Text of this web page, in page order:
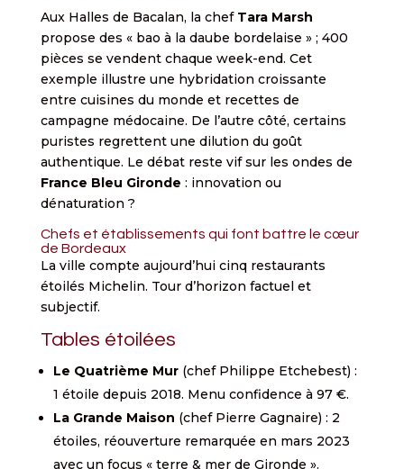
Aux Halles de Bacalan, la chef Tara Marsh
propose des « bao à la daube bordelaise » ; 400
pièces se vendent chaque week-end. Cet
exemple illustre une hybridation croissante
entre cuisines du monde et recettes de
campagne médocaine. De l’autre côté, certains
puristes regrettent une dilution du goût
authentique. Le débat reste vif sur les ondes de
France Bleu Gironde : innovation ou
dénaturation ?
Chefs et établissements qui font battre le cœur
de Bordeaux
La ville compte aujourd’hui cinq restaurants
étoilés Michelin. Tour d’horizon factuel et
subjectif.
Tables étoilées
Le Quatrième Mur(chef Philippe Etchebest) :
1 étoile depuis 2018. Menu confidence à 97 €.
La Grande Maison (chef Pierre Gagnaire) : 2
étoiles, réouverture remarquée en mars 2023
avec un focus « terre & mer de Gironde ».